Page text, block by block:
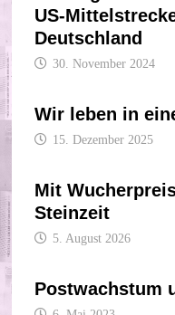
US-
Deutschland
30. November 2024
Wir leben in
15. Dezember 2025
Mit
Steinzeit
5. August 2026
Postwachstum